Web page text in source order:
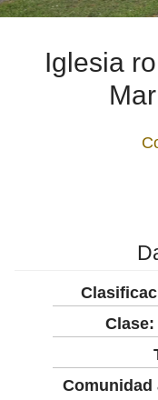
Iglesia
Clase:
Comunidad